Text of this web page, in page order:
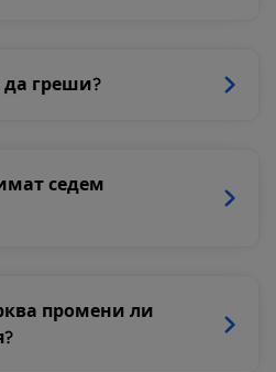
греши?
седем
промени ли